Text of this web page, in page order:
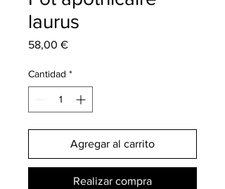
laurus
58,00 €Precio
Cantidad *
Agregar al carrito
Realizar compra